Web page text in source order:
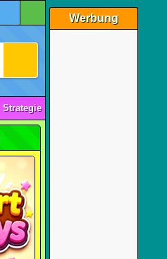
Werbung
Strategie